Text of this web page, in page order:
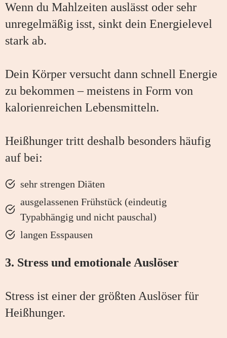
Wenn du Mahlzeiten auslässt oder sehr
unregelmäßig isst, sinkt dein Energielevel
stark ab.
Dein Körper versucht dann schnell Energie
zu bekommen – meistens in Form von
kalorienreichen Lebensmitteln.
Heißhunger tritt deshalb besonders häufig
auf bei:
sehr strengen Diäten
ausgelassenen Frühstück (eindeutig
Typabhängig und nicht pauschal)
langen Esspausen
3. Stress und emotionale Auslöser
Stress ist einer der größten Auslöser für
Heißhunger.